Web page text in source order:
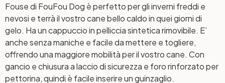
Fouse di FouFou Dog è perfetto per gli inverni freddi e
nevosi e terrà il vostro cane bello caldo in quei giorni di
gelo. Ha un cappuccio in pelliccia sintetica rimovibile. E’
anche senza maniche e facile da mettere e togliere,
offrendo una maggiore mobilità per il vostro cane. Con
gancio e chiusura a laccio di sicurezza e foro rinforzato per
pettorina, quindi è facile inserire un guinzaglio.